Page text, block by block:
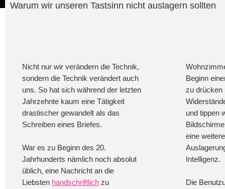
Warum wir unseren Tastsinn nicht auslagern sollten
Nicht nur wir verändern die Technik,
sondern die Technik verändert auch
uns. So hat sich während der letzten
Jahrzehnte kaum eine Tätigkeit
drastischer gewandelt als das
Schreiben eines Briefes.
War es zu Beginn des 20.
Jahrhunderts nämlich noch absolut
üblich, eine Nachricht an die
Liebsten handschriftlich zu
Beginn
zu drücken
und tippen
eine
Intelligenz.
Die